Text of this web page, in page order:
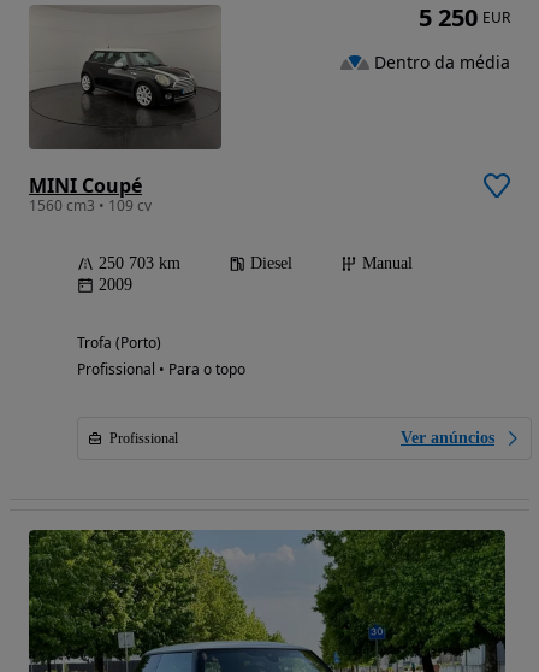
MINI Coupé
1560 cm3 • 109 cv
250 703 km Diesel
Manual
2009
Trofa (Porto)
Profissional • Para o topo
Profissional Ver anúncios
5 250 EUR
Dentro da média